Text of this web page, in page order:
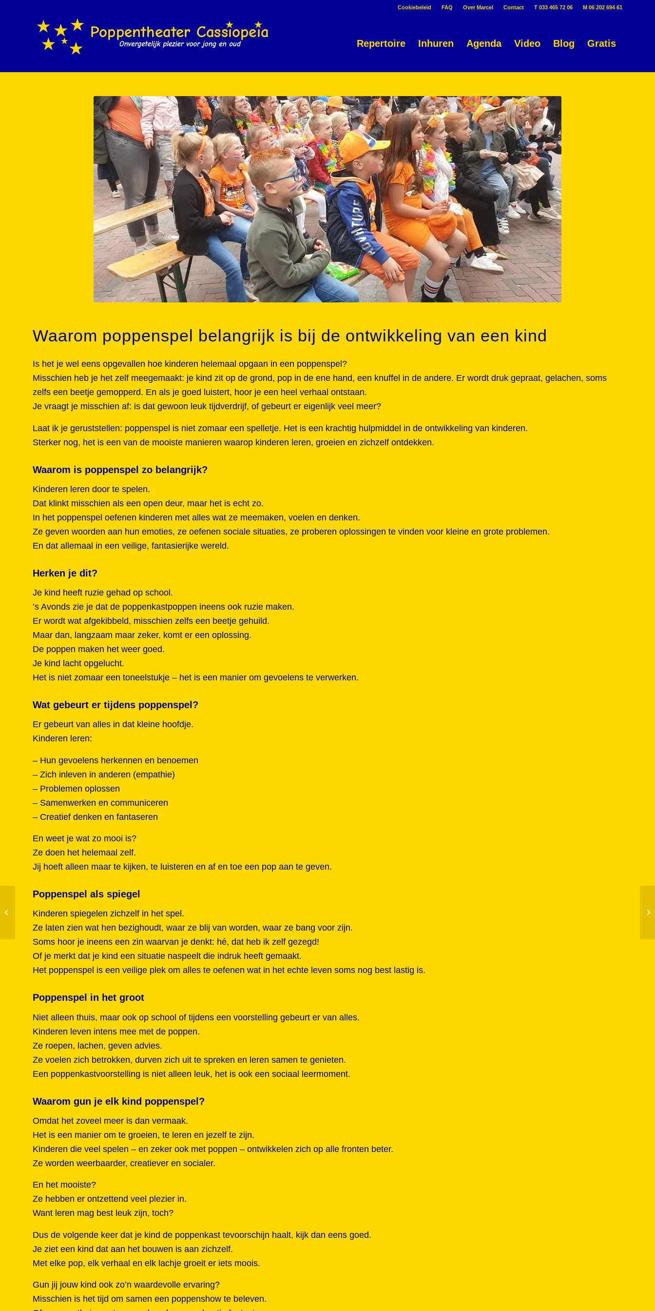
Cookiebeleid FAQ Over Marcel Contact T 033 465 72 06 M 06 202 694 61
Repertoire Inhuren Agenda Video Blog Gratis
Waarom poppenspel belangrijk is bij de ontwikkeling van een kind
Is het je wel eens opgevallen hoe kinderen helemaal opgaan in een poppenspel?
Misschien heb je het zelf meegemaakt: je kind zit op de grond, pop in de ene hand, een knuffel in de andere. Er wordt druk gepraat, gelachen, soms
zelfs een beetje gemopperd. En als je goed luistert, hoor je een heel verhaal ontstaan.
Je vraagt je misschien af: is dat gewoon leuk tijdverdrijf, of gebeurt er eigenlijk veel meer?
Laat ik je geruststellen: poppenspel is niet zomaar een spelletje. Het is een krachtig hulpmiddel in de ontwikkeling van kinderen.
Sterker nog, het is een van de mooiste manieren waarop kinderen leren, groeien en zichzelf ontdekken.
Waarom is poppenspel zo belangrijk?
Kinderen leren door te spelen.
Dat klinkt misschien als een open deur, maar het is echt zo.
In het poppenspel oefenen kinderen met alles wat ze meemaken, voelen en denken.
Ze geven woorden aan hun emoties, ze oefenen sociale situaties, ze proberen oplossingen te vinden voor kleine en grote problemen.
En dat allemaal in een veilige, fantasierijke wereld.
Herken je dit?
Je kind heeft ruzie gehad op school.
’s Avonds zie je dat de poppenkastpoppen ineens ook ruzie maken.
Er wordt wat afgekibbeld, misschien zelfs een beetje gehuild.
Maar dan, langzaam maar zeker, komt er een oplossing.
De poppen maken het weer goed.
Je kind lacht opgelucht.
Het is niet zomaar een toneelstukje – het is een manier om gevoelens te verwerken.
Wat gebeurt er tijdens poppenspel?
Er gebeurt van alles in dat kleine hoofdje.
Kinderen leren:
– Hun gevoelens herkennen en benoemen
– Zich inleven in anderen (empathie)
– Problemen oplossen
– Samenwerken en communiceren
– Creatief denken en fantaseren
En weet je wat zo mooi is?
Ze doen het helemaal zelf.
Jij hoeft alleen maar te kijken, te luisteren en af en toe een pop aan te geven.
Poppenspel als spiegel
Kinderen spiegelen zichzelf in het spel.
Ze laten zien wat hen bezighoudt, waar ze blij van worden, waar ze bang voor zijn.
Soms hoor je ineens een zin waarvan je denkt: hé, dat heb ik zelf gezegd!
Of je merkt dat je kind een situatie naspeelt die indruk heeft gemaakt.
Het poppenspel is een veilige plek om alles te oefenen wat in het echte leven soms nog best lastig is.
Poppenspel in het groot
Niet alleen thuis, maar ook op school of tijdens een voorstelling gebeurt er van alles.
Kinderen leven intens mee met de poppen.
Ze roepen, lachen, geven advies.
Ze voelen zich betrokken, durven zich uit te spreken en leren samen te genieten.
Een poppenkastvoorstelling is niet alleen leuk, het is ook een sociaal leermoment.
Waarom gun je elk kind poppenspel?
Omdat het zoveel meer is dan vermaak.
Het is een manier om te groeien, te leren en jezelf te zijn.
Kinderen die veel spelen – en zeker ook met poppen – ontwikkelen zich op alle fronten beter.
Ze worden weerbaarder, creatiever en socialer.
En het mooiste?
Ze hebben er ontzettend veel plezier in.
Want leren mag best leuk zijn, toch?
Dus de volgende keer dat je kind de poppenkast tevoorschijn haalt, kijk dan eens goed.
Je ziet een kind dat aan het bouwen is aan zichzelf.
Met elke pop, elk verhaal en elk lachje groeit er iets moois.
Gun jij jouw kind ook zo’n waardevolle ervaring?
Misschien is het tijd om samen een poppenshow te beleven.
Ontdek hoe een
poppenspel voor
volwassenen jouw feest
uniek maakt